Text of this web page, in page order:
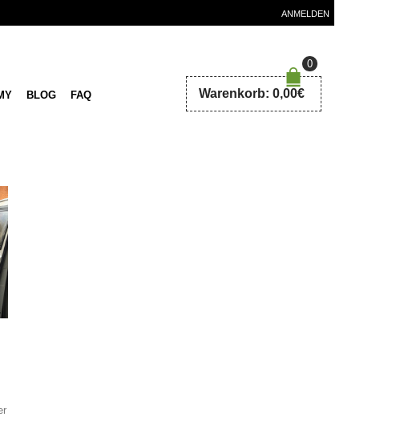
ANMELDEN
BLOG FAQ
0
Warenkorb: 0,00€